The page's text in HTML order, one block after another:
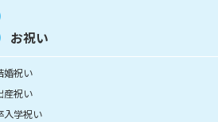
お祝い
婚祝い
産祝い
入学祝い